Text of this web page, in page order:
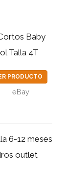
Baby
Talla 4T
PRODUCTO
eBay
6-12 meses
outlet